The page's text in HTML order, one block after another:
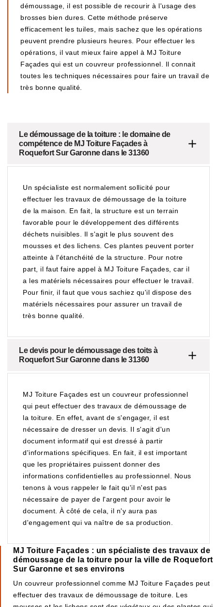
démoussage, il est possible de recourir à l'usage des
brosses bien dures. Cette méthode préserve
efficacement les tuiles, mais sachez que les opérations
peuvent prendre plusieurs heures. Pour effectuer les
opérations, il vaut mieux faire appel à MJ Toiture
Façades qui est un couvreur professionnel. Il connait
toutes les techniques nécessaires pour faire un travail de
très bonne qualité.
Le démoussage de la toiture : le domaine de
compétence de MJ Toiture Façades à
Roquefort Sur Garonne dans le 31360
Un spécialiste est normalement sollicité pour
effectuer les travaux de démoussage de la toiture
de la maison. En fait, la structure est un terrain
favorable pour le développement des différents
déchets nuisibles. Il s'agit le plus souvent des
mousses et des lichens. Ces plantes peuvent porter
atteinte à l'étanchéité de la structure. Pour notre
part, il faut faire appel à MJ Toiture Façades, car il
a les matériels nécessaires pour effectuer le travail.
Pour finir, il faut que vous sachiez qu'il dispose des
matériels nécessaires pour assurer un travail de
très bonne qualité.
Le devis pour le démoussage des toits à
Roquefort Sur Garonne dans le 31360
MJ Toiture Façades est un couvreur professionnel
qui peut effectuer des travaux de démoussage de
la toiture. En effet, avant de s'engager, il est
nécessaire de dresser un devis. Il s'agit d'un
document informatif qui est dressé à partir
d'informations spécifiques. En fait, il est important
que les propriétaires puissent donner des
informations confidentielles au professionnel. Nous
tenons à vous rappeler le fait qu'il n'est pas
nécessaire de payer de l'argent pour avoir le
document. À côté de cela, il n'y aura pas
d'engagement qui va naître de sa production.
MJ Toiture Façades : un spécialiste des travaux de
démoussage de la toiture pour la ville de Roquefort
Sur Garonne et ses environs
Un couvreur professionnel comme MJ Toiture Façades peut
effectuer des travaux de démoussage de toiture. Les